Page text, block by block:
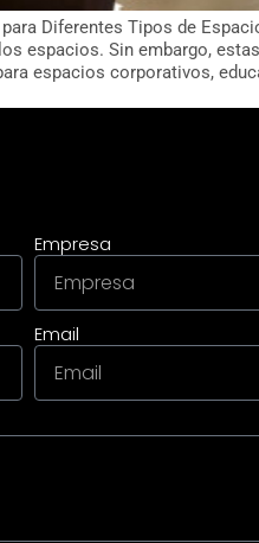
Diferentes Tipos de
espacios. Sin embargo,
espacios corporativos,
Empresa
Email